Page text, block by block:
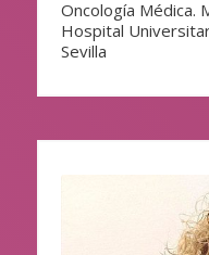
Oncología Médica.
Hospital
Sevilla